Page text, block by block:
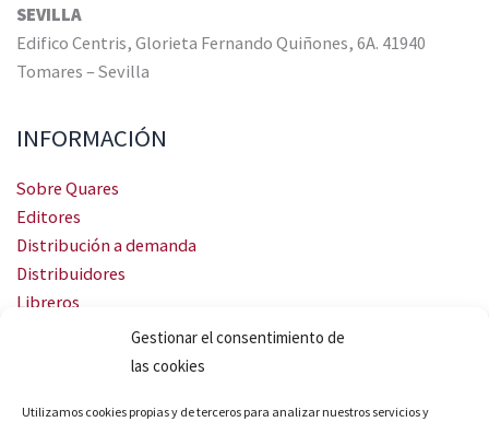
Gestionar el consentimiento de
las cookies
Utilizamos cookies propias y de terceros para analizar nuestros servicios y
SEVILLA
Edifico Centris, Glorieta Fernando Quiñones, 6A. 41940
Tomares – Sevilla
INFORMACIÓN
Sobre Quares
Editores
Distribución a demanda
Distribuidores
Libreros
Servicio Landingweb
Crea tu audiobook